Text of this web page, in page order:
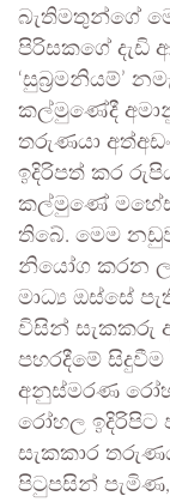
බැතිමතුන්ගේ
පිරිසකගේ දැඩි
‘සුබ්‍රමනියම්’
කල්මුණේදී
තරුණයා
ඉදිරිපත් කර
කල්මුණේ
තිබේ. මෙම
නියෝග කරන
මාධ්‍ය ඔස්සේ
විසින් සැකකරු
පහරදීමේ
අනුස්මරණ
රෝහල ඉදිරිපිට
සැකකාර
පිටුපසින්